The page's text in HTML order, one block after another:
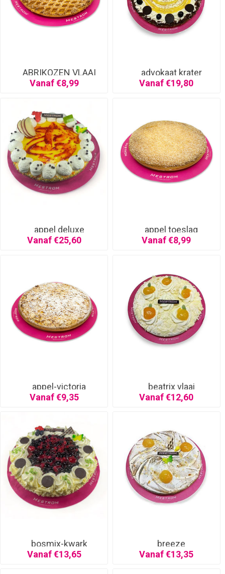
ABRIKOZEN VLAAI
Vanaf €8,99
advokaat krater
Vanaf €19,80
appel deluxe
Vanaf €25,60
appel toeslag
Vanaf €8,99
appel-victoria
Vanaf €9,35
beatrix vlaai
Vanaf €12,60
bosmix-kwark
Vanaf €13,65
breeze
Vanaf €13,35